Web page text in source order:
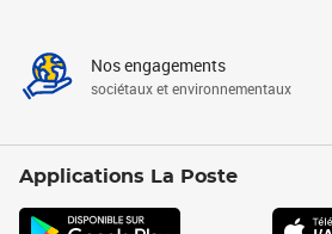
Nos engagements
sociétaux et environnementaux
Applications La Poste